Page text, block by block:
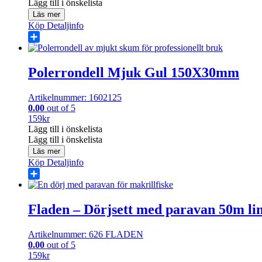
Lägg till i önskelista
Läs mer
Köp Detaljinfo
Share
Polerrondell Mjuk Gul 150X30mm
Artikelnummer: 1602125
0.00 out of 5
159kr
Lägg till i önskelista
Lägg till i önskelista
Läs mer
Köp Detaljinfo
Share
Fladen – Dörjsett med paravan 50m
Artikelnummer: 626 FLADEN
0.00 out of 5
159kr